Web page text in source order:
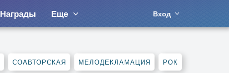
Награды Еще Вход
СОАВТОРСКАЯ МЕЛОДЕКЛАМАЦИЯ РОК